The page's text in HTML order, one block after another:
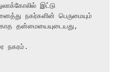
இட்டு
நகர்களின் பெருமையும்
தன்மையையுடையது,
நகரம்.